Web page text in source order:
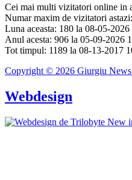
Cei mai multi vizitatori online in
Numar maxim de vizitatori
Luna aceasta: 180 la 08-05-
Anul acesta: 906 la 05-09-2026
Tot timpul: 1189 la 08-13-2017
Copyright © 2026 Giurgiu News
Webdesign